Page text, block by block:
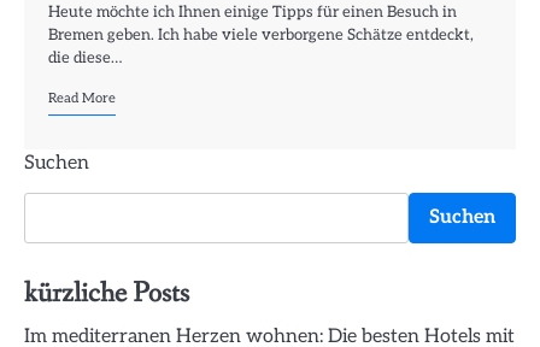
Heute möchte ich Ihnen einige Tipps für einen Besuch in
Bremen geben. Ich habe viele verborgene Schätze entdeckt,
die diese…
Read More
Suchen
Suchen
kürzliche Posts
Im mediterranen Herzen wohnen: Die besten Hotels mit